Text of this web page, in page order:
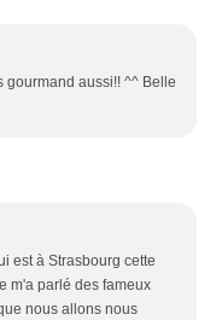
gourmand aussi!! ^^ Belle
est à Strasbourg cette
m'a parlé des fameux
nous allons nous